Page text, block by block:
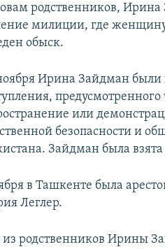
родственников,
милиции, где
обыск.
Ирина Зайдман
или
безопасности и
Зайдман была взята
в Ташкенте была
Леглер.
родственников Ирины